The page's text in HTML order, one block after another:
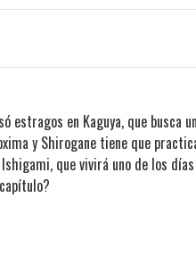
estragos en Kaguya, que busca
y Shirogane tiene que
que vivirá uno de los